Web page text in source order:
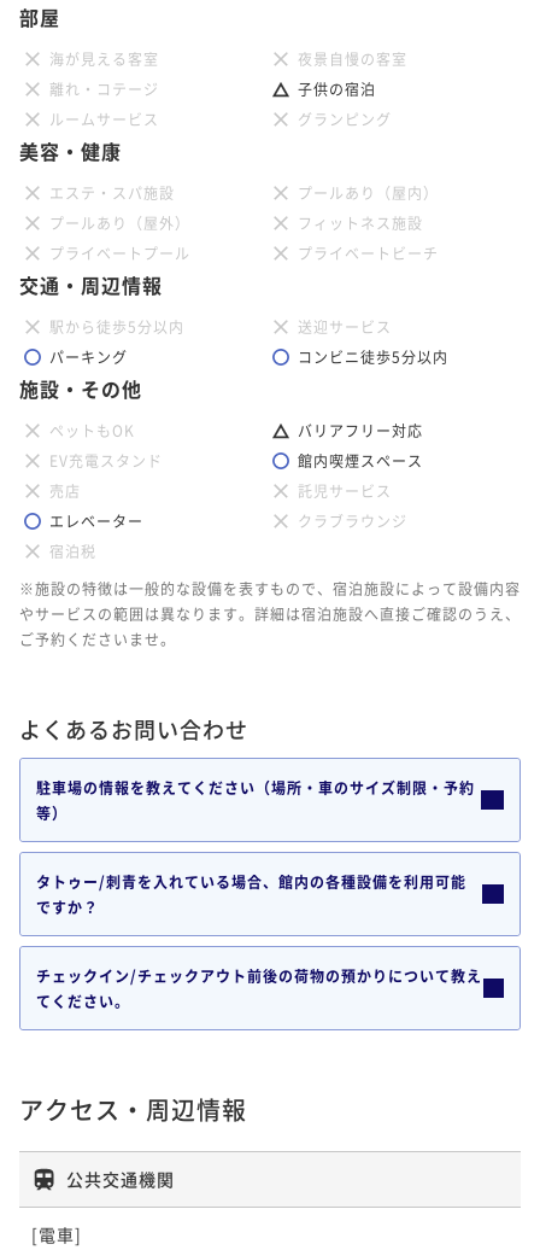
部屋
海が見える客室
夜景自慢の客室
離れ・コテージ
子供の宿泊
ルームサービス
グランピング
美容・健康
エステ・スパ施設
プールあり（屋内）
プールあり（屋外）
フィットネス施設
プライベートプール
プライベートビーチ
交通・周辺情報
駅から徒歩5分以内
送迎サービス
パーキング
コンビニ徒歩5分以内
施設・その他
ペットもOK
バリアフリー対応
EV充電スタンド
館内喫煙スペース
売店
託児サービス
エレベーター
クラブラウンジ
宿泊税
※施設の特徴は一般的な設備を表すもので、宿泊施設によって設備内容
やサービスの範囲は異なります。詳細は宿泊施設へ直接ご確認のうえ、
ご予約くださいませ。
よくあるお問い合わせ
駐車場の情報を教えてください（場所・車のサイズ制限・予約
等）
タトゥー/刺青を入れている場合、館内の各種設備を利用可能
ですか？
チェックイン/チェックアウト前後の荷物の預かりについて教え
てください。
アクセス・周辺情報
公共交通機関
[電車]